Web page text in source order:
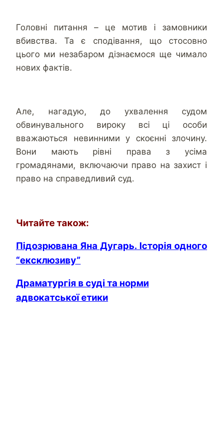
Головні питання – це мотив і замовники
вбивства. Та є сподівання, що стосовно
цього ми незабаром дізнаємося ще чимало
нових фактів.
Але, нагадую, до ухвалення судом
обвинувального вироку всі ці особи
вважаються невинними у скоєнні злочину.
Вони мають рівні права з усіма
громадянами, включаючи право на захист і
право на справедливий суд.
Читайте також:
Підозрювана Яна Дугарь. Історія одного
“ексклюзиву”
Драматургія в суді та норми
адвокатської етики